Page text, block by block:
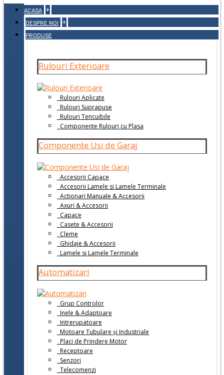
ACASA +
DESPRE NOI +
PRODUSE
Rulouri Exterioare
Rulouri Aplicate
Rulouri Suprapuse
Rulouri Tencuibile
Componente Rulouri cu Plasa
Componente Usi de Garaj
Accesorii Capace
Accesorii Lamele si Lamele Terminale
Actionari Manuale & Accesorii
Axuri & Accesorii
Capace
Casete & Accesorii
Cleme
Ghidaje & Accesorii
Lamele si Lamele Terminale
Automatizari
Grup Controlor
Inele & Adaptoare
Intrerupatoare
Motoare Tubulare și Industriale
Placi de Prindere Motor
Receptoare
Senzori
Telecomenzi